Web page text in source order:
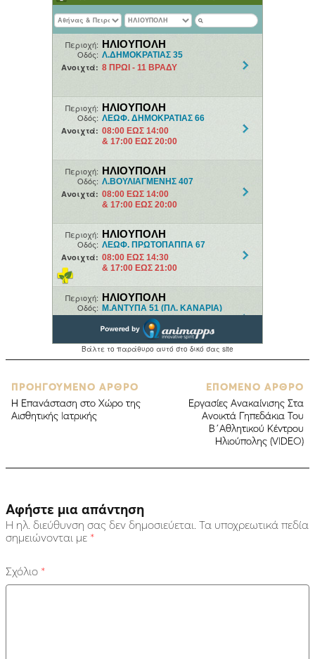
ΠΡΟΗΓΟΥΜΕΝΟ ΑΡΘΡΟ
Η Επανάσταση στο Χώρο της
Αισθητικής Ιατρικής
ΕΠΟΜΕΝΟ ΑΡΘΡΟ
Εργασίες Ανακαίνισης Στα
Ανοικτά Γηπεδάκια Του
Β΄Αθλητικού Κέντρου
Ηλιούπολης (VIDEO)
Αφήστε μια απάντηση
Η ηλ. διεύθυνση σας δεν δημοσιεύεται. Τα υποχρεωτικά πεδία
σημειώνονται με *
Σχόλιο *